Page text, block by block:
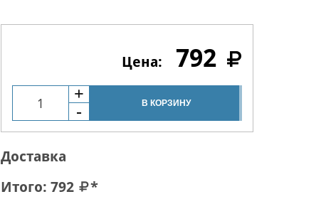
792
В КОРЗИНУ
Доставка
Итого: 792 *